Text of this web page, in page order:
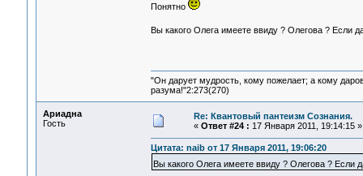
Понятно
Вы какого Олега имеете ввиду ? Олегова ? Если
"Он дарует мудрость, кому пожелает; а кому
разума!"2:273(270)
Ариадна
Гость
Re: Квантовый пантеизм Сознания.
« Ответ #24 : 17 Января 2011, 19:14:15 »
Цитата: naib от 17 Января 2011, 19:06:20
Вы какого Олега имеете ввиду ? Олегова ? Если